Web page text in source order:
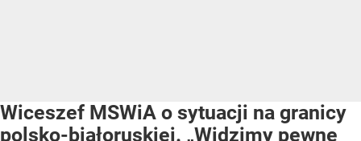
Wiceszef MSWiA o sytuacji na granicy
polsko-białoruskiej. „Widzimy pewne